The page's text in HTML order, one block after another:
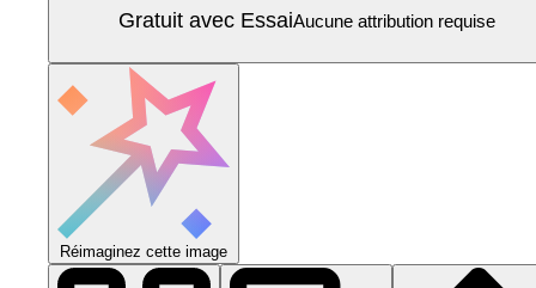
Gratuit avec EssaiAucune attribution requise
Réimaginez cette image